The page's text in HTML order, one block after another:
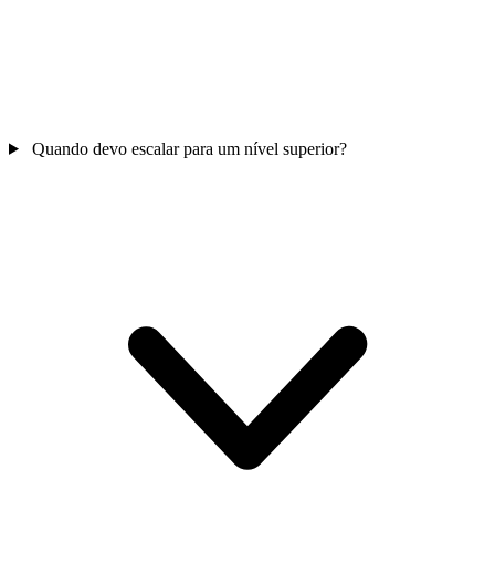
Quando devo escalar para um nível superior?